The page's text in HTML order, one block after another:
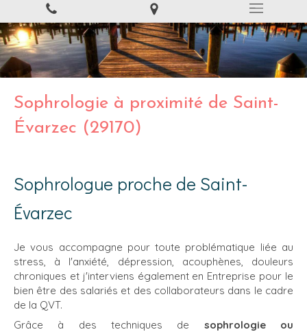
Sophrologie à proximité de Saint-
Évarzec (29170)
Sophrologue proche de Saint-
Évarzec
Je vous accompagne pour toute problématique liée au
stress, à l'anxiété, dépression, acouphènes, douleurs
chroniques et j'interviens également en Entreprise pour le
bien être des salariés et des collaborateurs dans le cadre
de la QVT.
Grâce à des techniques de sophrologie ou